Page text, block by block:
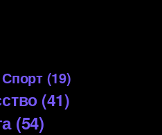
(19)
(41)
(54)